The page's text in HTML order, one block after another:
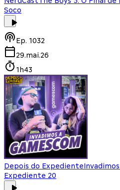
Soco
Ep. 1032
29.mai.26
1h43
Depois do Expediente
Expediente 20